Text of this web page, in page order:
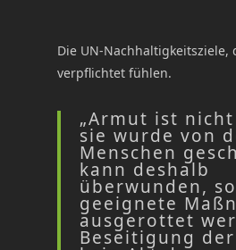
Die UN-Nachhaltigkeitsziele,
verpflichtet fühlen.
„Armut ist
sie wurde von
Menschen
kann deshalb
überwunden,
geeignete
ausgerottet
Beseitigung